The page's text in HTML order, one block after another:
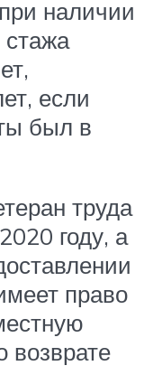
наличии
стажа
если
был в
труда
году, а
право
возврате